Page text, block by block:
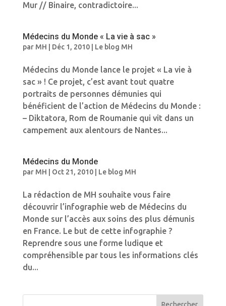
Mur // Binaire, contradictoire...
Médecins du Monde « La vie à sac »
par MH Déc 1, 2010| Le blog MH
Médecins du Monde lance le projet « La vie à
sac » ! Ce projet, c’est avant tout quatre
portraits de personnes démunies qui
bénéficient de l’action de Médecins du Monde :
– Diktatora, Rom de Roumanie qui vit dans un
campement aux alentours de Nantes...
Médecins du Monde
par MH Oct 21, 2010| Le blog MH
La rédaction de MH souhaite vous faire
découvrir l’infographie web de Médecins du
Monde sur l’accès aux soins des plus démunis
en France. Le but de cette infographie ?
Reprendre sous une forme ludique et
compréhensible par tous les informations clés
du...